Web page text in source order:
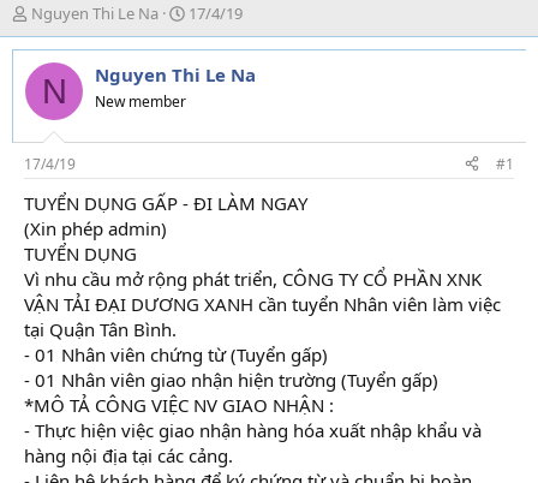
T
h
r
e
d
s
t
a
r
t
e
r
Nguyen Thi Le Na
N
g
à
y
i
17/4/19
N Nguyen Thi Le Na
New member
17/4/19 #1
TUYỂN DỤNG GẤP - ĐI LÀM NGAY
(Xin phép admin)
TUYỂN DỤNG
Vì nhu cầu mở rộng phát triển, CÔNG TY CỔ PHẦN XNK
VẬN TẢI ĐẠI DƯƠNG XANH cần tuyển Nhân viên làm việc
tại Quận Tân Bình.
- 01 Nhân viên chứng từ (Tuyển gấp)
- 01 Nhân viên giao nhận hiện trường (Tuyển gấp)
*MÔ TẢ CÔNG VIỆC NV GIAO NHẬN :
- Thực hiện việc giao nhận hàng hóa xuất nhập khẩu và
hàng nội địa tại các cảng.